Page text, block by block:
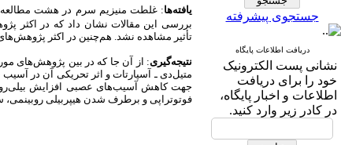
جستجوی پیشرفته
دریافت اطلاعات پایگاه
نشانی پست الکترونیک
خود را برای دریافت
اطلاعات و اخبار پایگاه،
در کادر زیر وارد کنید.
یافته‌ها: غلطت منیزیم سرم در هشت مطالعه کمتر از 24 ساعت، در چهار مطالعه 48 ساعت و در سه مطالعه 72 ساعت بعد از
بررسی این مقالات نشان داد که در اکثر
تأثیر مشاهده نشد. هم‌چنین در اکثر
نتیجه‌گیری: از آن جا که در بین پژوهش‌های
متیل‌دی ـ آسپارتاتو اثر تحریکی آن در آسیب
جهت کاهش آسیب‌های عصبی افزایش
فوتوتراپی و برطرف شدن هیپربیلی روبینمی،